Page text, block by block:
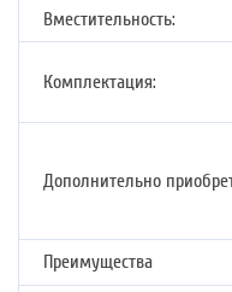
Вместительность:
Комплектация:
Дополнительно
Преимущества